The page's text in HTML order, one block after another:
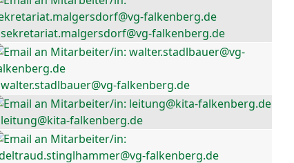
sekretariat.malgersdorf@vg-falkenberg.de
walter.stadlbauer@vg-falkenberg.de
leitung@kita-falkenberg.de